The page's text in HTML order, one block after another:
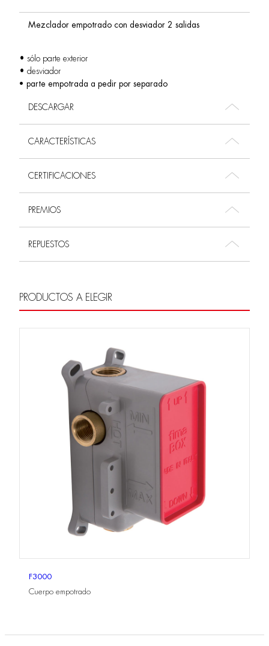
Mezclador empotrado con desviador 2 salidas
• sólo parte exterior
• desviador
• parte empotrada a pedir por separado
DESCARGAR
CARACTERÍSTICAS
CERTIFICACIONES
PREMIOS
REPUESTOS
PRODUCTOS A ELEGIR
F3000
Cuerpo empotrado